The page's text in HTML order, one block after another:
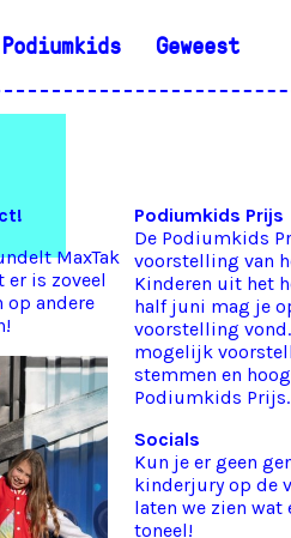
Podiumkids Geweest
MaxTak
er is zoveel
op andere
Podiumkids Prijs
De Podiumkids
voorstelling van
Kinderen uit het
half juni mag je
voorstelling
mogelijk
stemmen en
Podiumkids
Socials
Kun je er geen
kinderjury op de
laten we zien wat
toneel!